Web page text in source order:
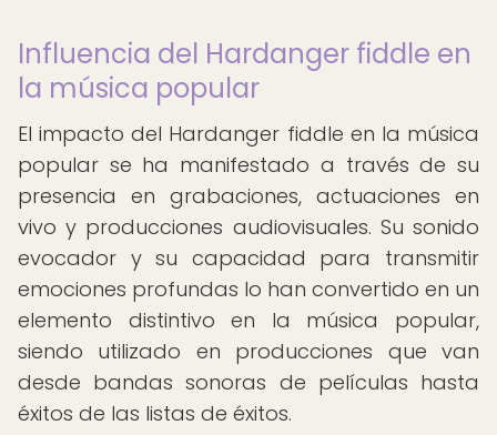
Influencia del Hardanger fiddle en
la música popular
El impacto del Hardanger fiddle en la música
popular se ha manifestado a través de su
presencia en grabaciones, actuaciones en
vivo y producciones audiovisuales. Su sonido
evocador y su capacidad para transmitir
emociones profundas lo han convertido en un
elemento distintivo en la música popular,
siendo utilizado en producciones que van
desde bandas sonoras de películas hasta
éxitos de las listas de éxitos.